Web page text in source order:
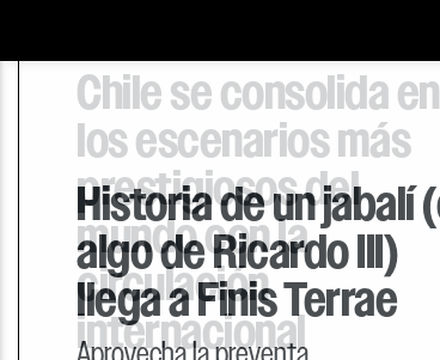
Chile se consolida en
los escenarios más
prestigiosos del
mundo con la
circulación
internacional